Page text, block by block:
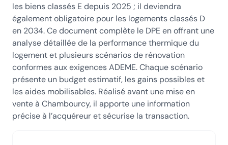
les biens classés E depuis 2025 ; il deviendra
également obligatoire pour les logements classés D
en 2034. Ce document complète le DPE en offrant une
analyse détaillée de la performance thermique du
logement et plusieurs scénarios de rénovation
conformes aux exigences ADEME. Chaque scénario
présente un budget estimatif, les gains possibles et
les aides mobilisables. Réalisé avant une mise en
vente à Chambourcy, il apporte une information
précise à l’acquéreur et sécurise la transaction.